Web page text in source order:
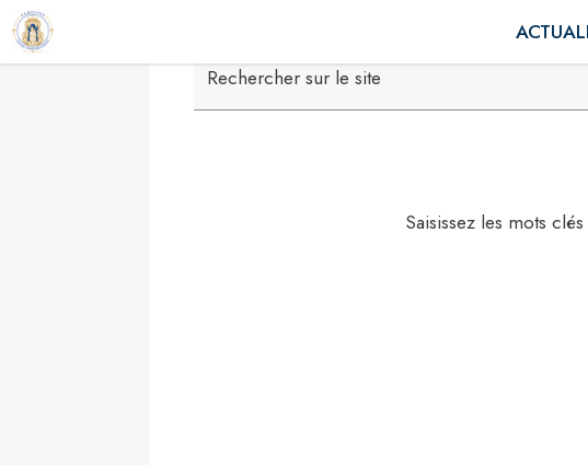
Contenu
Rechercher sur le site
Saisissez les mots